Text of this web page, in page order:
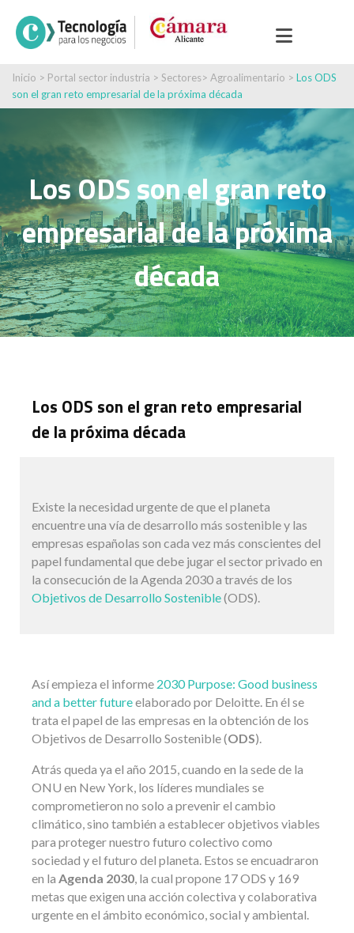
Inicio > Portal sector industria > Sectores> Agroalimentario > Los ODS
son el gran reto empresarial de la próxima década
Los ODS son el gran reto
empresarial de la próxima
década
Los ODS son el gran reto empresarial
de la próxima década
Existe la necesidad urgente de que el planeta
encuentre una vía de desarrollo más sostenible y las
empresas españolas son cada vez más conscientes del
papel fundamental que debe jugar el sector privado en
la consecución de la Agenda 2030 a través de los
Objetivos de Desarrollo Sostenible(ODS).
Así empieza el informe 2030 Purpose: Good business
and a better futureelaborado por Deloitte. En él se
trata el papel de las empresas en la obtención de los
Objetivos de Desarrollo Sostenible (ODS).
Atrás queda ya el año 2015, cuando en la sede de la
ONU en New York, los líderes mundiales se
comprometieron no solo a prevenir el cambio
climático, sino también a establecer objetivos viables
para proteger nuestro futuro colectivo como
sociedad y el futuro del planeta. Estos se encuadraron
en la Agenda 2030, la cual propone 17 ODS y 169
metas que exigen una acción colectiva y colaborativa
urgente en el ámbito económico, social y ambiental.